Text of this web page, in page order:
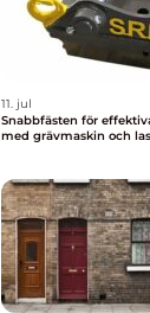
11. jul
Snabbfästen för
med grävmaskin och